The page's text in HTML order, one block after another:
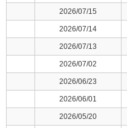
2026/07/15
2026/07/14
2026/07/13
2026/07/02
2026/06/23
2026/06/01
2026/05/20